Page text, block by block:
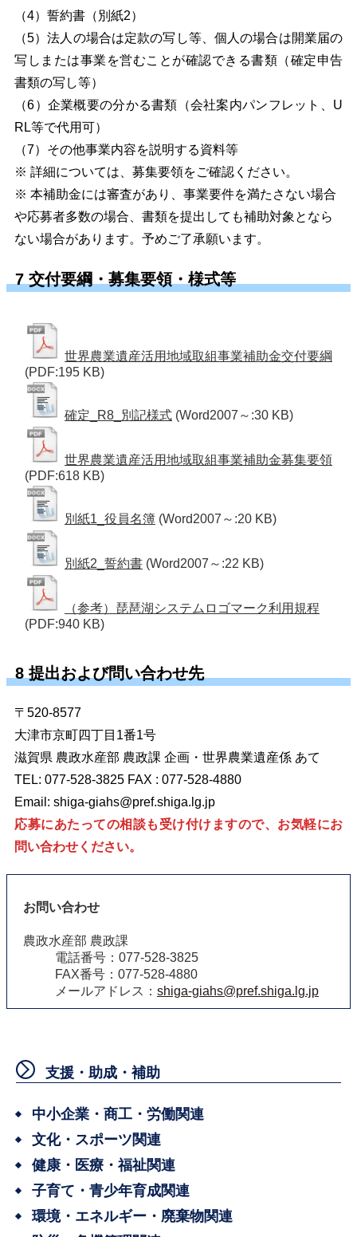
（4）誓約書（ 別紙2）
（5）法人の場合は定款の写し等、個人の場合は開業届の
写しまたは事業を営むことが確認できる書類（確定申告
書類の写し等）
（6）企業概要の分かる書類（会社案内パンフレット、U
RL等で代用可）
（7）その他事業内容を説明する資料等
※ 詳細については、募集要領をご確認ください。
※ 本補助金には審査があり、事業要件を満たさない場合
や応募者多数の場合、書類を提出しても補助対象となら
ない場合があります。予めご了承願います。
7 交付要綱・募集要領・様式等
世界農業遺産活用地域取組事業補助金交付要綱
(PDF:195 KB)
確定_R8_別記様式 (Word2007～:30 KB)
世界農業遺産活用地域取組事業補助金募集要領
(PDF:618 KB)
別紙1_役員名簿 (Word2007～:20 KB)
別紙2_誓約書 (Word2007～:22 KB)
（参考）琵琶湖システムロゴマーク利用規程
(PDF:940 KB)
8 提出および問い合わせ先
〒520-8577
大津市京町四丁目1番1号
滋賀県 農政水産部 農政課 企画・世界農業遺産係 あて
TEL: 077-528-3825 FAX : 077-528-4880
Email: shiga-giahs@pref.shiga.lg.jp
応募にあたっての相談も受け付けますので、お気軽にお
問い合わせください。
お問い合わせ
農政水産部 農政課
電話番号：077-528-3825
FAX番号：077-528-4880
メールアドレス： shiga-giahs@pref.shiga.lg.jp
支援・助成・補助
中小企業・商工・労働関連
文化・スポーツ関連
健康・医療・福祉関連
子育て・青少年育成関連
環境・エネルギー・廃棄物関連